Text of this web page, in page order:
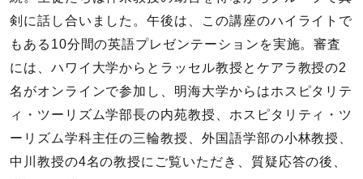
剣に話し合いました。午後は、この講座のハイライトで
もある10分間の英語プレゼンテーションを実施。審査
には、ハワイ大学からとラッセル教授とケアラ教授の2
名がオンラインで参加し、明海大学からはホスピタリテ
ィ・ツーリズム学部長の内苑教授、ホスピタリティ・ツ
ーリズム学科主任の三輪教授、外国語学部の小林教授、
中川教授の4名の教授にご覧いただき、質疑応答の後、